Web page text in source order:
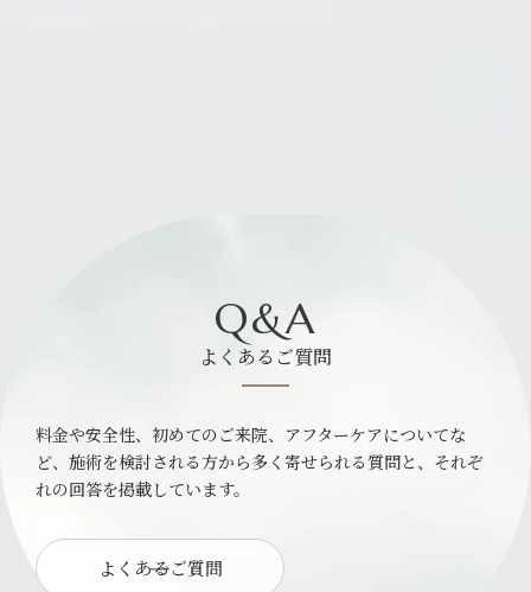
Q&A
よくあるご質問
料金や安全性、初めてのご来院、アフターケアについてな
ど、施術を検討される方から多く寄せられる質問と、それぞ
れの回答を掲載しています。
よくあるご質問